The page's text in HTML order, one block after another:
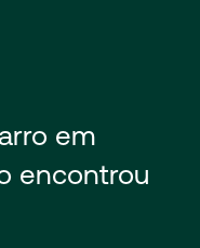
em
encontrou